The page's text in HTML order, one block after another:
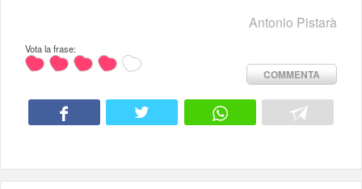
Antonio Pistarà
Vota la frase:
COMMENTA